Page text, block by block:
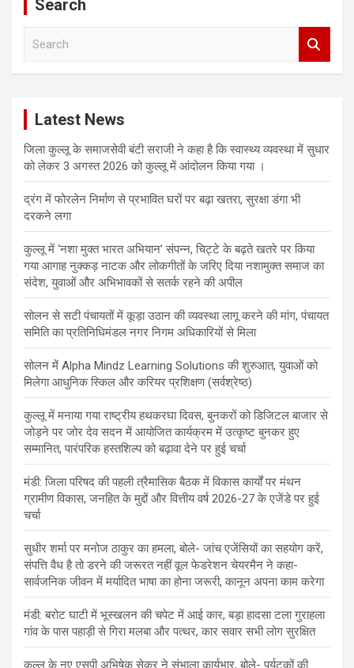
Search
Latest News
जिला कुल्लू के समाजसेवी बंटी सराजी ने कहा है कि स्वास्थ्य व्यवस्था में सुधार
को लेकर 3 अगस्त 2026 को कुल्लू में आंदोलन किया गया ।
द्रंग में फोरलेन निर्माण से प्रभावित घरों पर बढ़ा खतरा, सुरक्षा डंगा भी
दरकने लगा
कुल्लू में ‘नशा मुक्त भारत अभियान’ संपन्न, चिट्टे के बढ़ते खतरे पर किया
गया आगाह नुक्कड़ नाटक और लोकगीतों के जरिए दिया नशामुक्त समाज का
संदेश, युवाओं और अभिभावकों से सतर्क रहने की अपील
सोलन से सटी पंचायतों में कूड़ा उठान की व्यवस्था लागू करने की मांग, पंचायत
समिति का प्रतिनिधिमंडल नगर निगम अधिकारियों से मिला
सोलन में Alpha Mindz Learning Solutions की शुरुआत, युवाओं को
मिलेगा आधुनिक स्किल और करियर प्रशिक्षण (सर्वश्रेष्ठ)
कुल्लू में मनाया गया राष्ट्रीय हथकरघा दिवस, बुनकरों को डिजिटल बाजार से
जोड़ने पर जोर देव सदन में आयोजित कार्यक्रम में उत्कृष्ट बुनकर हुए
सम्मानित, पारंपरिक हस्तशिल्प को बढ़ावा देने पर हुई चर्चा
मंडी: जिला परिषद की पहली त्रैमासिक बैठक में विकास कार्यों पर मंथन
ग्रामीण विकास, जनहित के मुद्दों और वित्तीय वर्ष 2026-27 के एजेंडे पर हुई
चर्चा
सुधीर शर्मा पर मनोज ठाकुर का हमला, बोले- जांच एजेंसियों का सहयोग करें,
संपत्ति वैध है तो डरने की जरूरत नहीं वूल फेडरेशन चेयरमैन ने कहा-
सार्वजनिक जीवन में मर्यादित भाषा का होना जरूरी, कानून अपना काम करेगा
मंडी: बरोट घाटी में भूस्खलन की चपेट में आई कार, बड़ा हादसा टला गुराहला
गांव के पास पहाड़ी से गिरा मलबा और पत्थर, कार सवार सभी लोग सुरक्षित